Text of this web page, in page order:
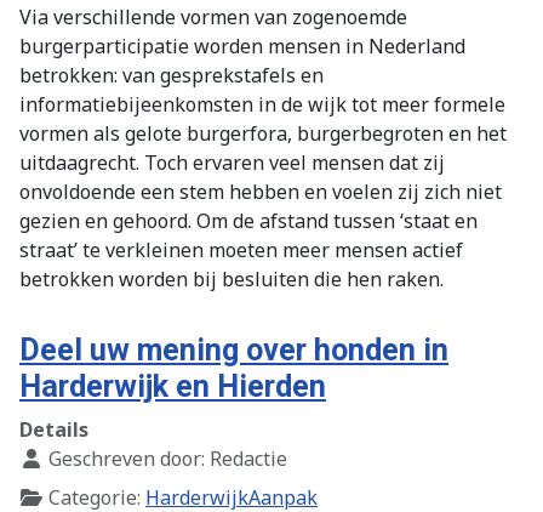
Via verschillende vormen van zogenoemde
burgerparticipatie worden mensen in Nederland
betrokken: van gesprekstafels en
informatiebijeenkomsten in de wijk tot meer formele
vormen als gelote burgerfora, burgerbegroten en het
uitdaagrecht. Toch ervaren veel mensen dat zij
onvoldoende een stem hebben en voelen zij zich niet
gezien en gehoord. Om de afstand tussen ‘staat en
straat’ te verkleinen moeten meer mensen actief
betrokken worden bij besluiten die hen raken.
Deel uw mening over honden in
Harderwijk en Hierden
Details
Geschreven door: Redactie
Categorie: HarderwijkAanpak